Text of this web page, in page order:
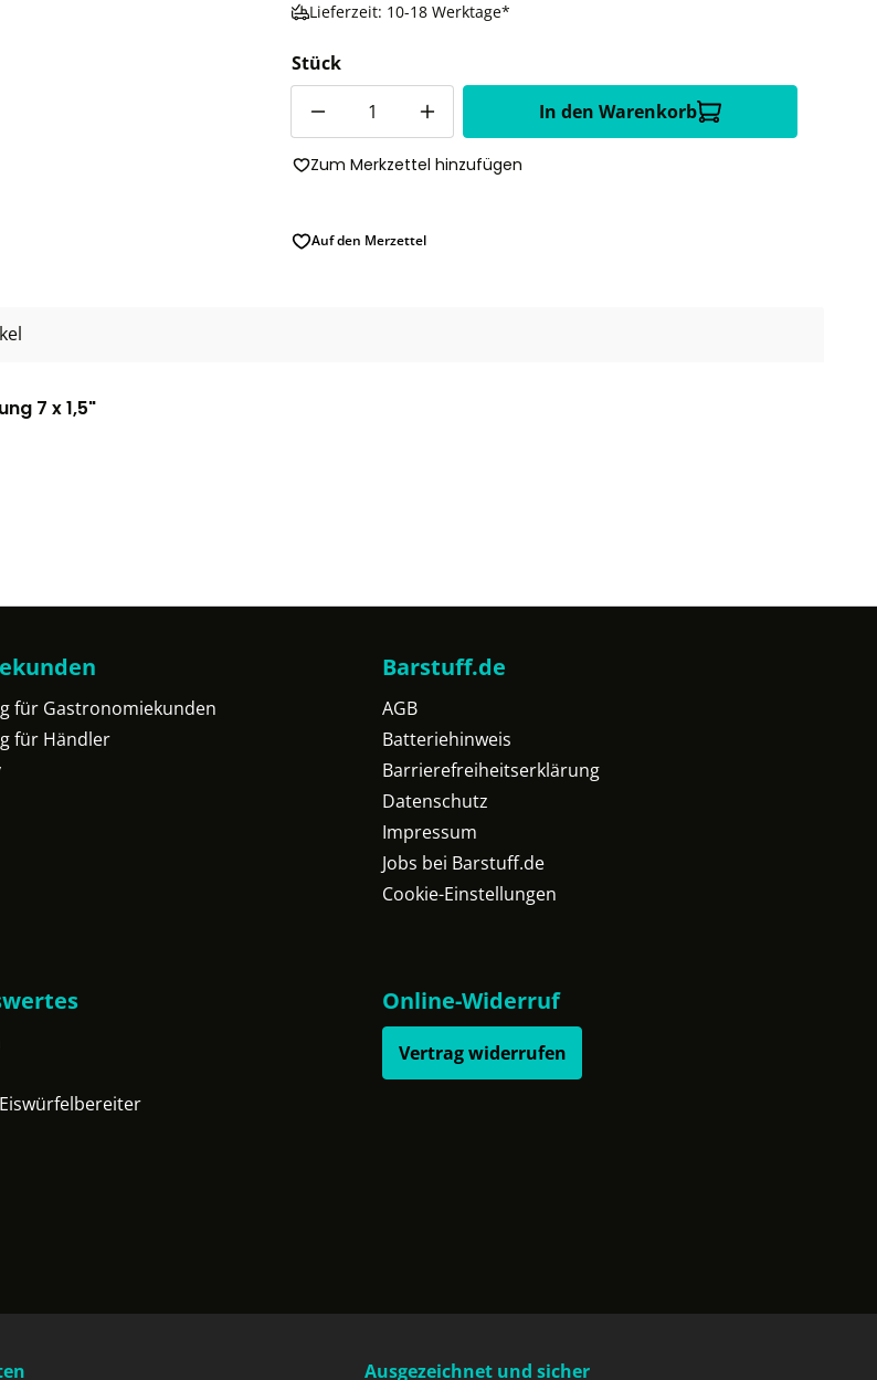
Lieferzeit: 10-18 Werktage*
Stück
In den Warenkorb
Zum Merkzettel hinzufügen
Auf den Merzettel
7 x 1,5"
für Gastronomiekunden
für Händler
Barstuff.de
AGB
Batteriehinweis
Barrierefreiheitserklärung
Datenschutz
Impressum
Jobs bei Barstuff.de
Cookie-Einstellungen
Online-Widerruf
Vertrag widerrufen
Ausgezeichnet und sicher